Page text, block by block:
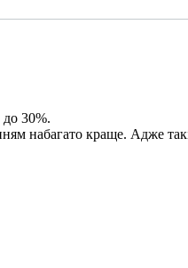
до 30%.
набагато краще. Адже